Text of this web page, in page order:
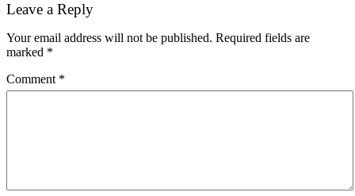
Leave a Reply
Your email address will not be published. Required fields are
marked *
Comment *